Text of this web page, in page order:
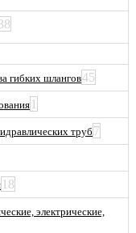
гибких шлангов45
1
труб 7
18
электрические,